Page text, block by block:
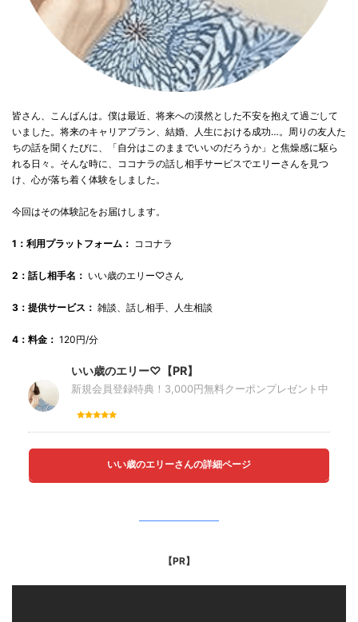
皆さん、こんばんは。僕は最近、将来への漠然とした不安を抱えて過ごして
いました。将来のキャリアプラン、結婚、人生における成功…。周りの友人た
ちの話を聞くたびに、「自分はこのままでいいのだろうか」と焦燥感に駆ら
れる日々。そんな時に、ココナラの話し相手サービスでエリーさんを見つ
け、心が落ち着く体験をしました。
今回はその体験記をお届けします。
1：利用プラットフォーム： ココナラ
2：話し相手名： いい歳のエリー♡さん
3：提供サービス： 雑談、話し相手、人生相談
4：料金： 120円/分
いい歳のエリー♡【PR】
新規会員登録特典！3,000円無料クーポンプレゼント中
いい歳のエリーさんの詳細ページ
【PR】